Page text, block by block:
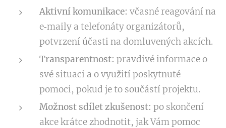
Aktivní komunikace: včasné reagování na
e‑maily a telefonáty organizátorů,
potvrzení účasti na domluvených akcích.
Transparentnost: pravdivé informace o
své situaci a o využití poskytnuté
pomoci, pokud je to součástí projektu.
Možnost sdílet zkušenost: po skončení
akce krátce zhodnotit, jak Vám pomoc